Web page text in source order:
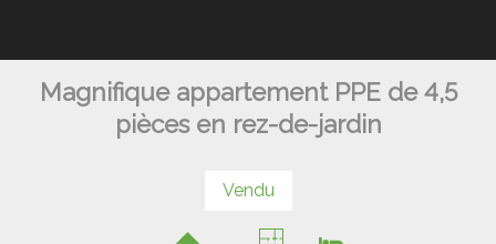
Magnifique appartement PPE de 4,5
pièces en rez-de-jardin
Vendu